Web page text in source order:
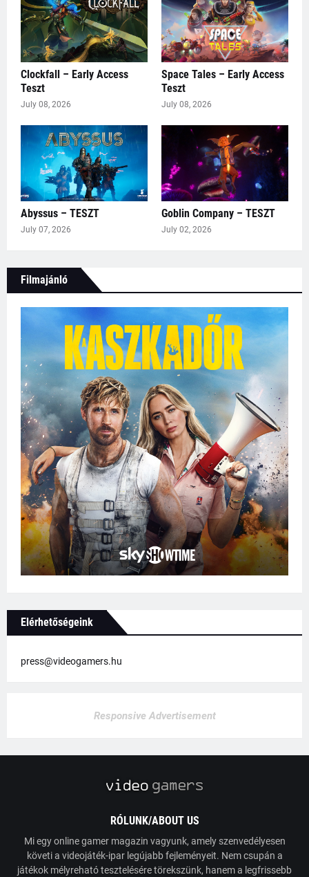
Clockfall – Early Access
Teszt
July 08, 2026
Space Tales – Early Access
Teszt
July 08, 2026
Abyssus – TESZT
July 07, 2026
Goblin Company – TESZT
July 02, 2026
Filmajánló
Elérhetőségeink
press@videogamers.hu
Responsive Advertisement
RÓLUNK/ABOUT US
Mi egy online gamer magazin vagyunk, amely szenvedélyesen
követi a videojáték-ipar legújabb fejleményeit. Nem csupán a
játékok mélyreható tesztelésére törekszünk, hanem a legfrissebb